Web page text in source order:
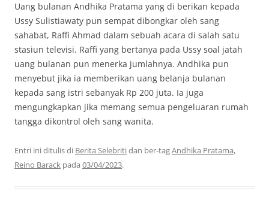
Uang bulanan Andhika Pratama yang di berikan kepada
Ussy Sulistiawaty pun sempat dibongkar oleh sang
sahabat, Raffi Ahmad dalam sebuah acara di salah satu
stasiun televisi. Raffi yang bertanya pada Ussy soal jatah
uang bulanan pun menerka jumlahnya. Andhika pun
menyebut jika ia memberikan uang belanja bulanan
kepada sang istri sebanyak Rp 200 juta. Ia juga
mengungkapkan jika memang semua pengeluaran rumah
tangga dikontrol oleh sang wanita.
Entri ini ditulis di Berita Selebritidan ber-tagAndhika Pratama,
Reino Barack pada 03/04/2023.